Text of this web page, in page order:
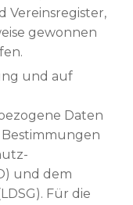
Vereinsregister,
gewonnen
und auf
Daten
und dem
Für die